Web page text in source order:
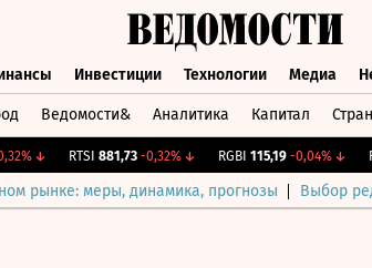
Инвестиции Технологии Медиа
Ведомости& Аналитика Капитал
↓ RTSI 881,73 -0,32%↓ RGBI 115,19 -0,04%↓
рынке: меры, динамика, прогнозы Выбор